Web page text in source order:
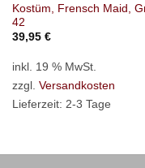
Kostüm, Frensch Maid,
42
39,95 €
inkl. 19 % MwSt.
zzgl. Versandkosten
Lieferzeit: 2-3 Tage